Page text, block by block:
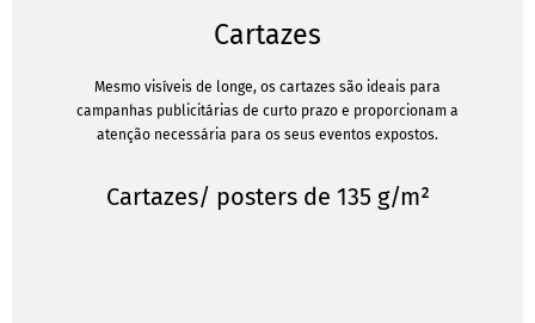
Cartazes
Mesmo visíveis de longe, os cartazes são ideais para
campanhas publicitárias de curto prazo e proporcionam a
atenção necessária para os seus eventos expostos.
Cartazes/ posters de 135 g/m²